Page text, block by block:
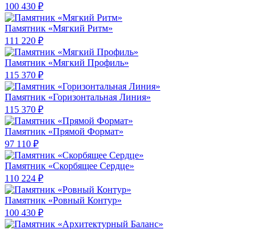
100 430 ₽
Памятник «Мягкий Ритм»
111 220 ₽
Памятник «Мягкий Профиль»
115 370 ₽
Памятник «Горизонтальная Линия»
115 370 ₽
Памятник «Прямой Формат»
97 110 ₽
Памятник «Скорбящее Сердце»
110 224 ₽
Памятник «Ровный Контур»
100 430 ₽